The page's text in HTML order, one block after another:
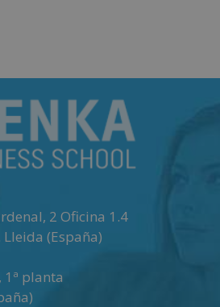
2 Oficina 1.4
Lleida (España)
1ª planta